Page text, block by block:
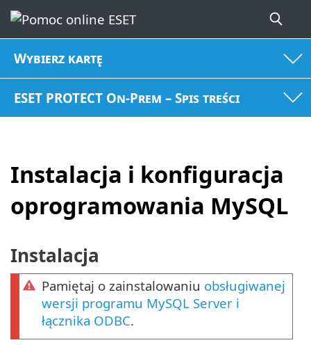
Wybierz kartę
ESET PROTECT On-Prem – Spis treści
Instalacja i konfiguracja
oprogramowania MySQL
Instalacja
Pamiętaj o zainstalowaniu obsługiwanej
wersji programu MySQL Server i
łącznika ODBC.